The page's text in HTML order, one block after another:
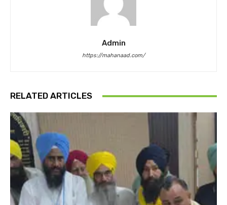
Admin
https://mahanaad.com/
RELATED ARTICLES